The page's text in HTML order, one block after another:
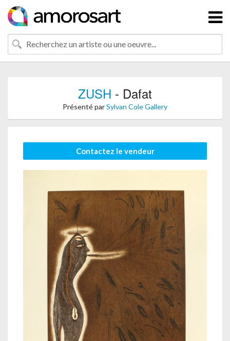
ZUSH - Dafat
Présenté parSylvan Cole Gallery
Contactez le vendeur